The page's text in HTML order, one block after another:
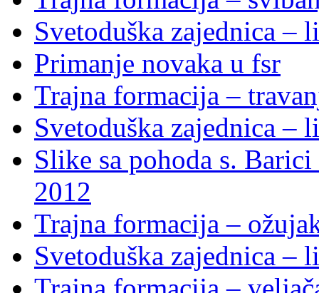
Svetoduška zajednica –
Primanje novaka u fsr
Trajna formacija –
Svetoduška zajednica –
Slike sa pohoda s.
2012
Trajna formacija –
Svetoduška zajednica –